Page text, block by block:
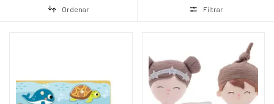
Ordenar Filtrar